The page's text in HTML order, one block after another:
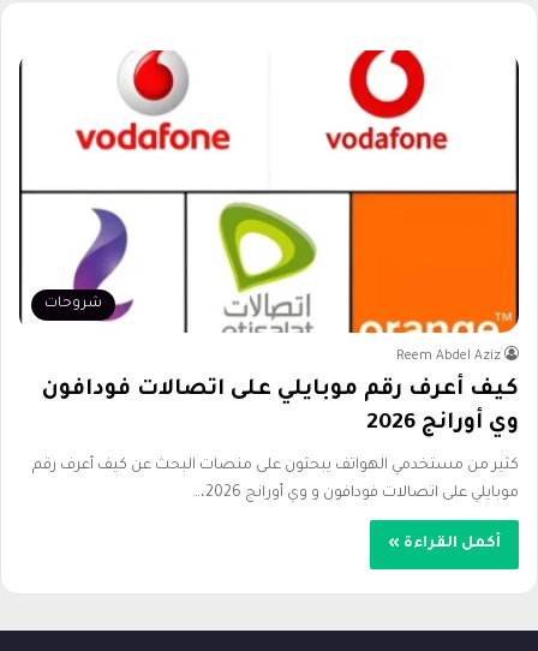
شروحات
Reem Abdel Aziz
كيف أعرف رقم موبايلي على اتصالات فودافون
وي أورانج 2026
كثير من مستخدمي الهواتف يبحثون على منصات البحث عن كيف أعرف رقم
موبايلي على اتصالات فودافون و وي أورانج 2026،…
أكمل القراءة »